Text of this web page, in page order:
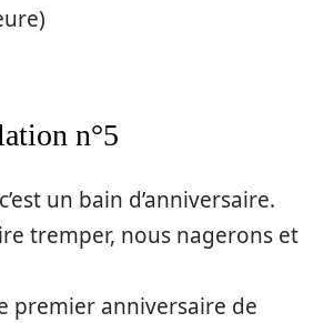
n°5
un bain d’anniversaire.
tremper, nous nagerons et
premier anniversaire de